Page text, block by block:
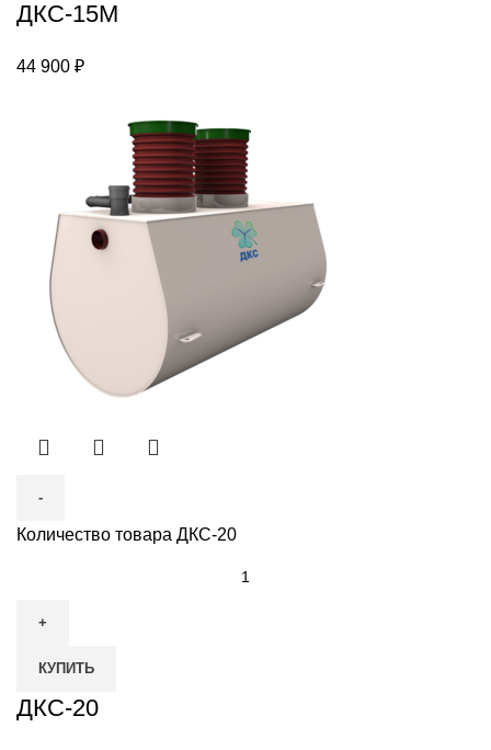
ДКС-15М
44 900 ₽
Количество товара ДКС-20
КУПИТЬ
ДКС-20